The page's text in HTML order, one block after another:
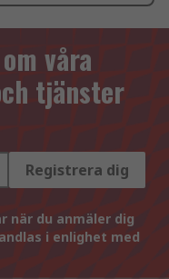
våra
tjänster
Registrera dig
när du anmäler dig
i enlighet med